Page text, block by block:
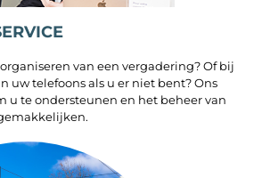
van een vergadering? Of bij
uw telefoons als u er niet bent? Ons
u te ondersteunen en het beheer van